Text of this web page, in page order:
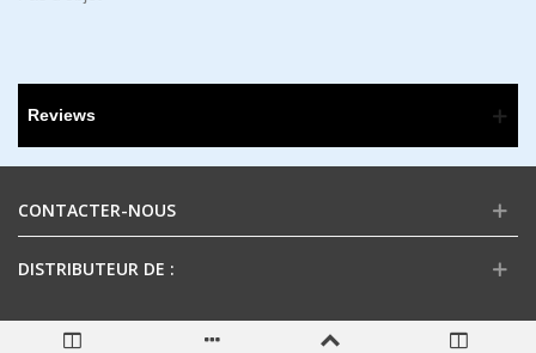
Reviews
CONTACTER-NOUS
DISTRIBUTEUR DE :